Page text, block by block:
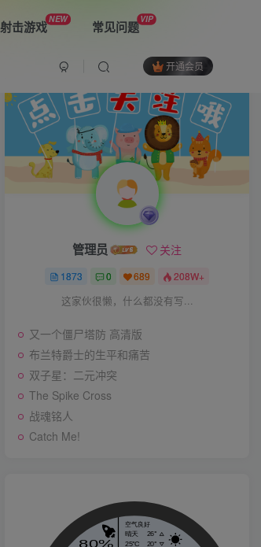
射击游戏NEW 常见问题VIP
开通会员
又一个僵尸塔防 高清版
布兰特爵士的生平和痛苦
The Spike Cross
管理员 关注
1873 0 689 208W+
这家伙很懒，什么都没有写...
又一个僵尸塔防 高清版
布兰特爵士的生平和痛苦
双子星：二元冲突
The Spike Cross
战魂铭人
Catch Me!